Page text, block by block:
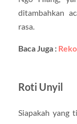
ditambahkan
rasa.
Baca Juga :
Roti Unyil
Siapakah yang